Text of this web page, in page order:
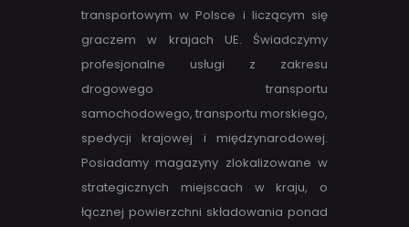
transportowym w Polsce i liczącym się
graczem w krajach UE. Świadczymy
profesjonalne usługi z zakresu
drogowego transportu
samochodowego, transportu morskiego,
spedycji krajowej i międzynarodowej.
Posiadamy magazyny zlokalizowane w
strategicznych miejscach w kraju, o
łącznej powierzchni składowania ponad